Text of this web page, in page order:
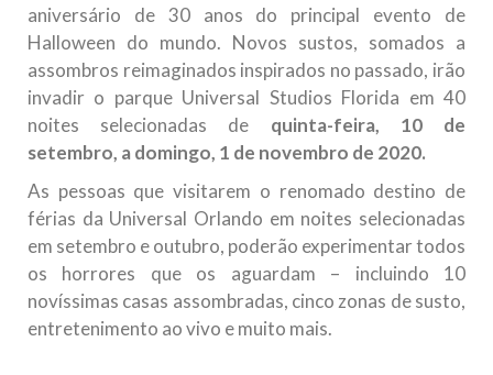
aniversário de 30 anos do principal evento de
Halloween do mundo. Novos sustos, somados a
assombros reimaginados inspirados no passado, irão
invadir o parque Universal Studios Florida em 40
noites selecionadas de quinta-feira, 10 de
setembro, a domingo, 1 de novembro de 2020.
As pessoas que visitarem o renomado destino de
férias da Universal Orlando em noites selecionadas
em setembro e outubro, poderão experimentar todos
os horrores que os aguardam – incluindo 10
novíssimas casas assombradas, cinco zonas de susto,
entretenimento ao vivo e muito mais.